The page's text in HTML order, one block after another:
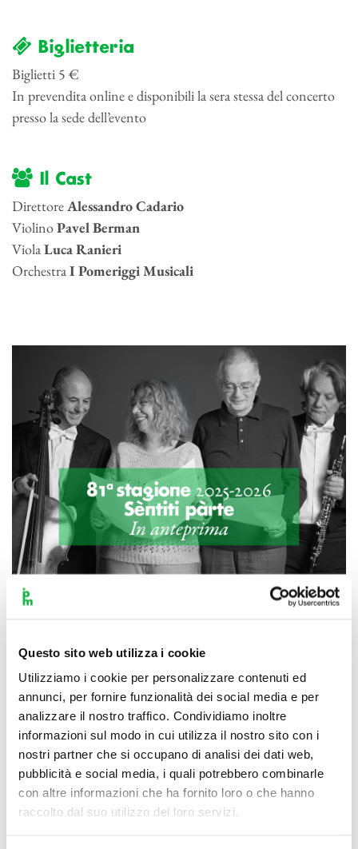
Questo sito web utilizza i cookie
Utilizziamo i cookie per personalizzare contenuti ed
annunci, per fornire funzionalità dei social media e per
analizzare il nostro traffico. Condividiamo inoltre
informazioni sul modo in cui utilizza il nostro sito con i
nostri partner che si occupano di analisi dei dati web,
pubblicità e social media, i quali potrebbero combinarle
con altre informazioni che ha fornito loro o che hanno
raccolto dal suo utilizzo dei loro servizi.
Biglietteria
Biglietti 5 €
In prevendita online e disponibili la sera stessa del concerto
presso la sede dell’evento
Il Cast
DirettoreAlessandro Cadario
ViolinoPavel Berman
ViolaLuca Ranieri
OrchestraI Pomeriggi Musicali